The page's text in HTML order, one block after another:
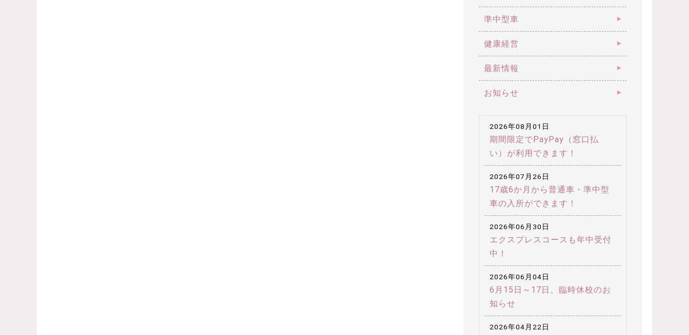
準中型車
健康経営
最新情報
お知らせ
2026年08月01日
期間限定でPayPay（窓口払
い）が利用できます！
2026年07月26日
17歳6か月から普通車・準中型
車の入所ができます！
2026年06月30日
エクスプレスコースも年中受付
中！
2026年06月04日
6月15日～17日、臨時休校のお
知らせ
2026年04月22日